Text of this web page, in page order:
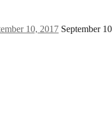
10, 2017 September